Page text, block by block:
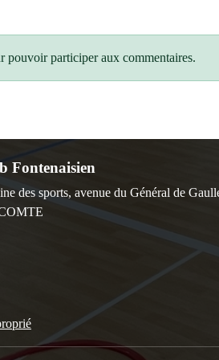
pouvoir participer aux commentaires.
Fontenaisien
des sports, avenue du Général de